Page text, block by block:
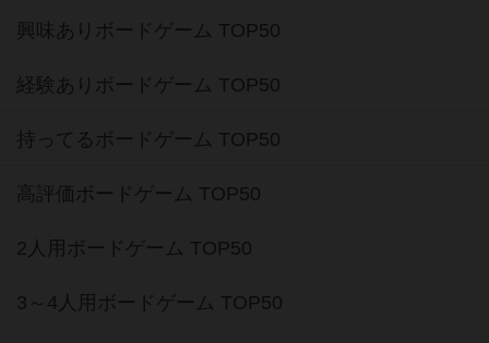
興味ありボードゲーム TOP50
経験ありボードゲーム TOP50
持ってるボードゲーム TOP50
高評価ボードゲーム TOP50
2人用ボードゲーム TOP50
3～4人用ボードゲーム TOP50